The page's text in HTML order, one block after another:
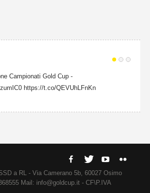
Campionati Gold Cup -
https://t.co/QEVUhLFnKn
a RL - Via Camerano 5b, 60027 Osimo
Mail: info@goldcup.it - CF\P.IVA